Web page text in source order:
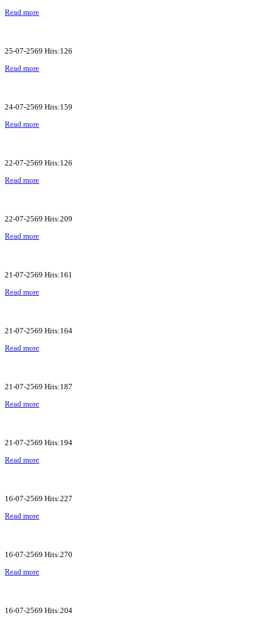
Read more
25-07-2569 Hits:126
Read more
24-07-2569 Hits:159
Read more
22-07-2569 Hits:126
Read more
22-07-2569 Hits:209
Read more
21-07-2569 Hits:161
Read more
21-07-2569 Hits:164
Read more
21-07-2569 Hits:187
Read more
21-07-2569 Hits:194
Read more
16-07-2569 Hits:227
Read more
16-07-2569 Hits:270
Read more
16-07-2569 Hits:204